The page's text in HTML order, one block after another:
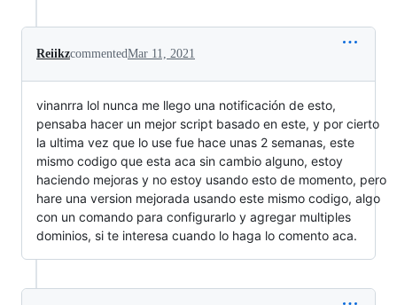
ReiikzcommentedMar 11, 2021
vinanrra lol nunca me llego una notificación de esto,
pensaba hacer un mejor script basado en este, y por cierto
la ultima vez que lo use fue hace unas 2 semanas, este
mismo codigo que esta aca sin cambio alguno, estoy
haciendo mejoras y no estoy usando esto de momento, pero
hare una version mejorada usando este mismo codigo, algo
con un comando para configurarlo y agregar multiples
dominios, si te interesa cuando lo haga lo comento aca.